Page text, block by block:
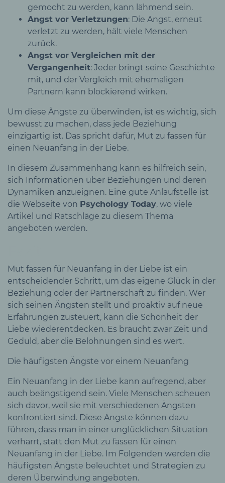
gemocht zu werden, kann lähmend sein.
Angst vor Verletzungen: Die Angst, erneut
verletzt zu werden, hält viele Menschen
zurück.
Angst vor Vergleichen mit der
Vergangenheit: Jeder bringt seine Geschichte
mit, und der Vergleich mit ehemaligen
Partnern kann blockierend wirken.
Um diese Ängste zu überwinden, ist es wichtig, sich
bewusst zu machen, dass jede Beziehung
einzigartig ist. Das spricht dafür, Mut zu fassen für
einen Neuanfang in der Liebe.
In diesem Zusammenhang kann es hilfreich sein,
sich Informationen über Beziehungen und deren
Dynamiken anzueignen. Eine gute Anlaufstelle ist
die Webseite von Psychology Today, wo viele
Artikel und Ratschläge zu diesem Thema
angeboten werden.
Mut fassen für Neuanfang in der Liebe ist ein
entscheidender Schritt, um das eigene Glück in der
Beziehung oder der Partnerschaft zu finden. Wer
sich seinen Ängsten stellt und proaktiv auf neue
Erfahrungen zusteuert, kann die Schönheit der
Liebe wiederentdecken. Es braucht zwar Zeit und
Geduld, aber die Belohnungen sind es wert.
Die häufigsten Ängste vor einem Neuanfang
Ein Neuanfang in der Liebe kann aufregend, aber
auch beängstigend sein. Viele Menschen scheuen
sich davor, weil sie mit verschiedenen Ängsten
konfrontiert sind. Diese Ängste können dazu
führen, dass man in einer unglücklichen Situation
verharrt, statt den Mut zu fassen für einen
Neuanfang in der Liebe. Im Folgenden werden die
häufigsten Ängste beleuchtet und Strategien zu
deren Überwindung angeboten.